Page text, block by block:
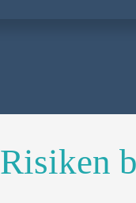
Risiken